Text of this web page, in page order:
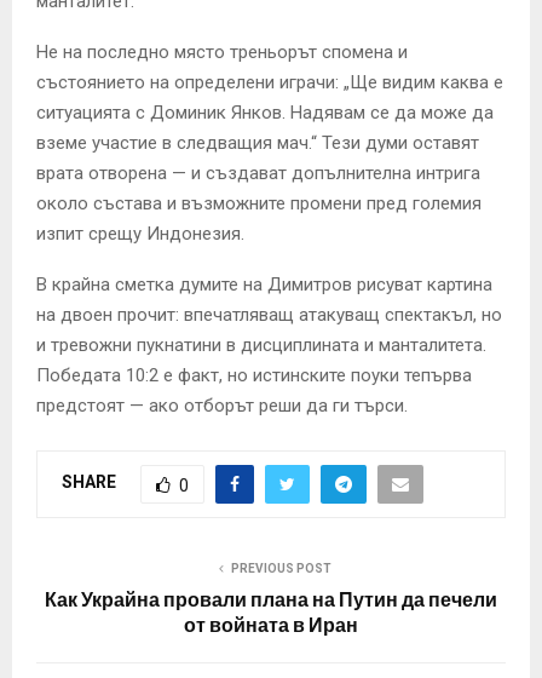
Не на последно място треньорът спомена и
състоянието на определени играчи: „Ще видим каква е
ситуацията с Доминик Янков. Надявам се да може да
вземе участие в следващия мач.“ Тези думи оставят
врата отворена — и създават допълнителна интрига
около състава и възможните промени пред големия
изпит срещу Индонезия.
В крайна сметка думите на Димитров рисуват картина
на двоен прочит: впечатляващ атакуващ спектакъл, но
и тревожни пукнатини в дисциплината и манталитета.
Победата 10:2 е факт, но истинските поуки тепърва
предстоят — ако отборът реши да ги търси.
SHARE 0
PREVIOUS POST
Как Украйна провали плана на Путин да печели
от войната в Иран